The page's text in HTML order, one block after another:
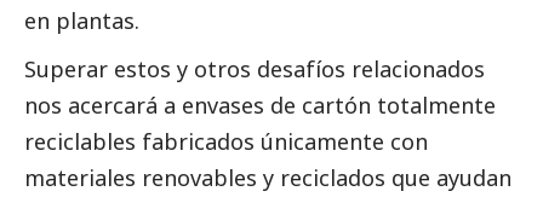
en plantas.
Superar estos y otros desafíos relacionados
nos acercará a envases de cartón totalmente
reciclables fabricados únicamente con
materiales renovables y reciclados que ayudan